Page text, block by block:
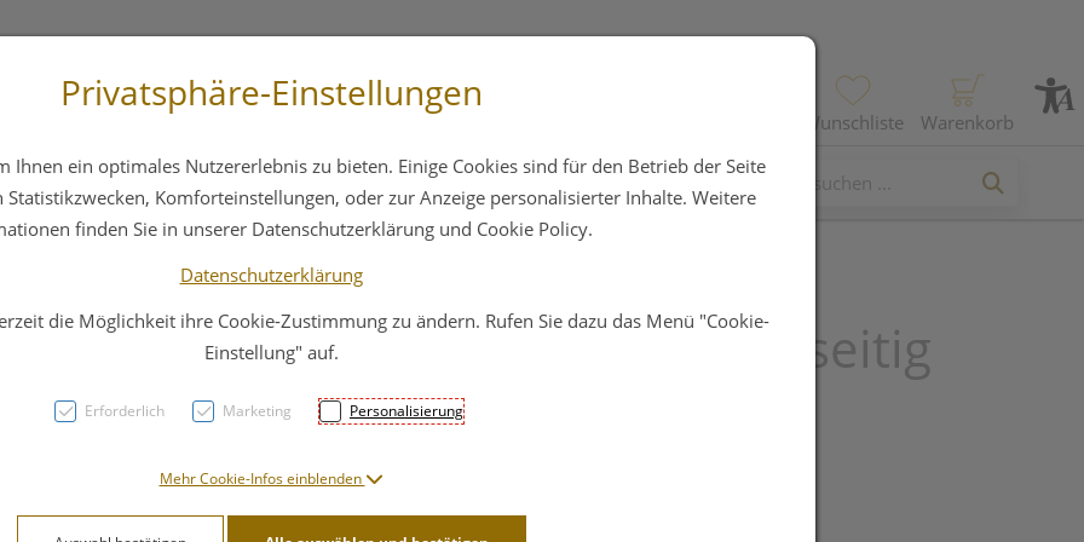
Wunschliste Warenkorb
Hautpflege Familie Nahrungsergänzung
Wärmflasche einseitig
mit Lamelle blau
10,51 EUR
Privatsphäre-Einstellungen
Ihnen ein optimales Nutzererlebnis zu bieten. Einige Cookies sind für den Betrieb der Seite
Komforteinstellungen, oder zur Anzeige personalisierter Inhalte. Weitere
finden Sie in unserer Datenschutzerklärung und Cookie Policy.
Datenschutzerklärung
die Möglichkeit ihre Cookie-Zustimmung zu ändern. Rufen Sie dazu das Menü "Cookie-
Einstellung" auf.
Erforderlich Marketing Personalisierung
Mehr Cookie-Infos einblenden